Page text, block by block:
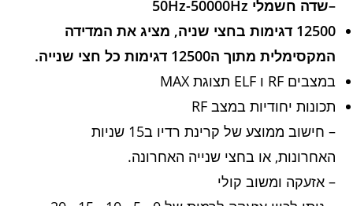
–שדה חשמלי 50Hz-50000Hz
12500 דגימות בחצי שניה, מציג את המדידה
המקסימלית מתוך ה12500 דגימות כל חצי שנייה.
במצבים RF ו ELF תצוגת MAX
תכונות יחודיות במצב RF
– חישוב ממוצע של קרינת רדיו ב15 שניות
האחרונות, או בחצי שנייה האחרונה.
– אזעקה ומשוב קולי